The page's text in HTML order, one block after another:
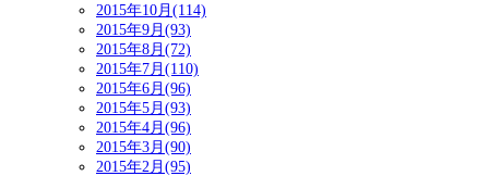
2015年10月(114)
2015年9月(93)
2015年8月(72)
2015年7月(110)
2015年6月(96)
2015年5月(93)
2015年4月(96)
2015年3月(90)
2015年2月(95)